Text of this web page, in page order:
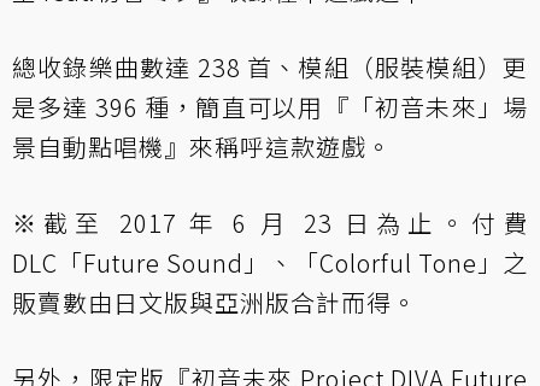
總收錄樂曲數達 238 首、模組（服裝模組）更
是多達 396 種，簡直可以用『「初音未來」場
景自動點唱機』來稱呼這款遊戲。
※截至 2017 年 6 月 23 日為止。付費
DLC「Future Sound」、「Colorful Tone」之
販賣數由日文版與亞洲版合計而得。
另外，限定版『初音未來 Project DIVA Future